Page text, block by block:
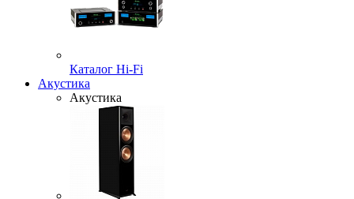
Каталог Hi-Fi
Акустика
Акустика